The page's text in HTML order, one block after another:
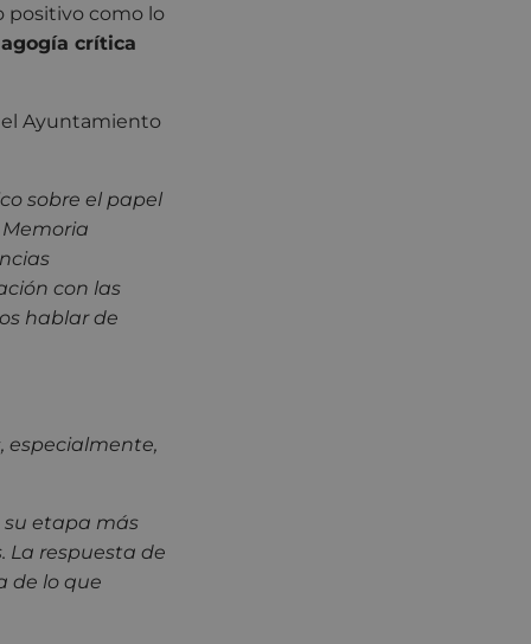
positivo como lo
crítica
Ayuntamiento
sobre el papel
con las
hablar de
especialmente,
su etapa más
La respuesta de
de lo que